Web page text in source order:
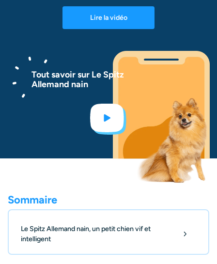
Lire la vidéo
Tout savoir sur Le Spitz
Allemand nain
Sommaire
Le Spitz Allemand nain, un petit chien vif et
intelligent